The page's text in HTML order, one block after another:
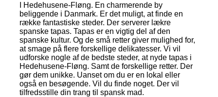
I Hedehusene-Fløng. En charmerende by
beliggende i Danmark. Er det muligt, at finde en
række fantastiske steder. Der serverer lækre
spanske tapas. Tapas er en vigtig del af den
spanske kultur. Og de små retter giver mulighed for,
at smage på flere forskellige delikatesser. Vi vil
udforske nogle af de bedste steder, at nyde tapas i
Hedehusene-Fløng. Samt de forskellige retter. Der
gør dem unikke. Uanset om du er en lokal eller
også en besøgende. Vil du finde noget. Der vil
tilfredsstille din trang til spansk mad.